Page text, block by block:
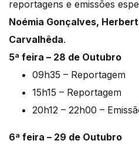
reportagens e emissões
Noémia Gonçalves,
Carvalhêda.
5ª feira – 28 de Outubro
09h35 – Reportagem
15h15 – Reportagem
20h12 – 22h00 –
6ª feira – 29 de Outubro